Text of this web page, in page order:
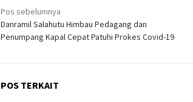
Navigasi
pos
Pos sebelumnya
Danramil Salahutu Himbau Pedagang dan
Penumpang Kapal Cepat Patuhi Prokes Covid-19
POS TERKAIT